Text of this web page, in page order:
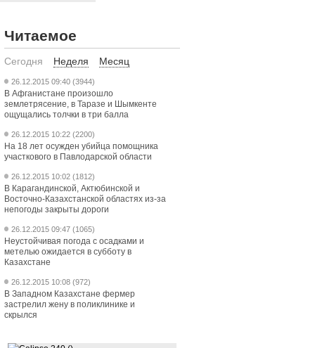
Читаемое
Сегодня Неделя Месяц
26.12.2015 09:40 (3944)
В Афганистане произошло
землетрясение, в Таразе и Шымкенте
ощущались толчки в три балла
26.12.2015 10:22 (2200)
На 18 лет осужден убийца помощника
участкового в Павлодарской области
26.12.2015 10:02 (1812)
В Карагандинской, Актюбинской и
Восточно-Казахстанской областях из-за
непогоды закрыты дороги
26.12.2015 09:47 (1065)
Неустойчивая погода с осадками и
метелью ожидается в субботу в
Казахстане
26.12.2015 10:08 (972)
В Западном Казахстане фермер
застрелил жену в поликлинике и
скрылся